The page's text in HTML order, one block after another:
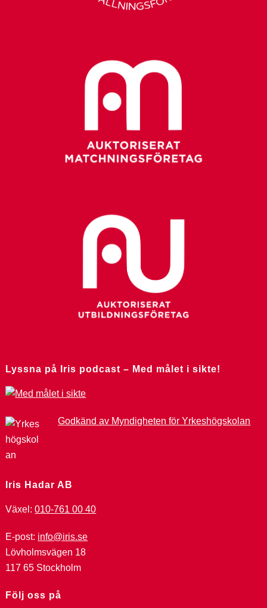
Lyssna på Iris podcast – Med målet i sikte!
Godkänd av Myndigheten för Yrkeshögskolan
Iris Hadar AB
Växel:010-761 00 40
E-post: info@iris.se
Lövholmsvägen 18
117 65 Stockholm
Följ oss på